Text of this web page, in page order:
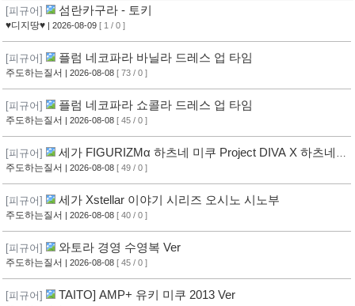
[피규어] 섬란카구라 - 토키
♥디지땅♥ | 2026-08-09 [ 1 / 0 ]
[피규어] 플럼 네코파라 바닐라 드레스 업 타임
주도하는질서 | 2026-08-08 [ 73 / 0 ]
[피규어] 플럼 네코파라 쇼콜라 드레스 업 타임
주도하는질서 | 2026-08-08 [ 45 / 0 ]
[피규어]
세가 FIGURIZMα 하츠네 미쿠 Project DIVA X 하츠네
미쿠 DE MONSTAR T R
주도하는질서 | 2026-08-08 [ 49 / 0 ]
[피규어] 세가 Xstellar 이야기 시리즈 오시노 시노부
주도하는질서 | 2026-08-08 [ 40 / 0 ]
[피규어] 와토라 경영 수영복 Ver
주도하는질서 | 2026-08-08 [ 45 / 0 ]
[피규어] TAITO] AMP+ 유키 미쿠 2013 Ver